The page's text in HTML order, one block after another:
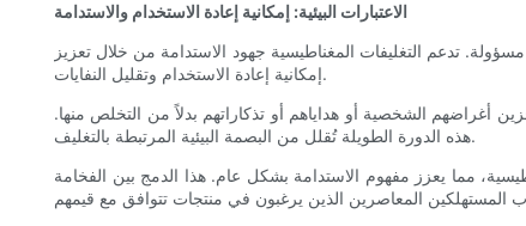
الاعتبارات البيئية: إمكانية إعادة الاستخدام والاستدامة
تدعم التغليفات المغناطيسية جهود الاستدامة من خلال تعزيز
إمكانية إعادة الاستخدام وتقليل النفايات.
أغراضهم الشخصية أو هداياهم أو تذكاراتهم بدلاً من التخلص منها.
هذه الدورة الطويلة تُقلل من البصمة البيئية المرتبطة بالتغليف.
مما يعزز مفهوم الاستدامة بشكل عام. هذا الدمج بين الفخامة